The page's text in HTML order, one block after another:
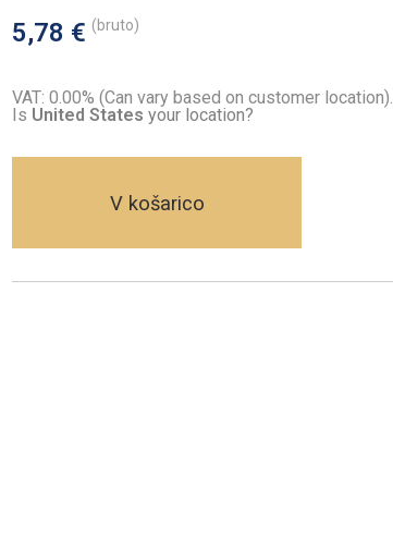
5,78 € (bruto)
VAT: 0.00% (Can vary based on customer location).
Is United States your location?
V košarico